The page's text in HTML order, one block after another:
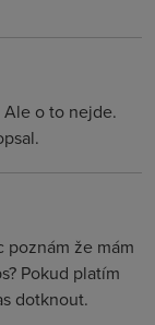
o to nejde.
poznám že mám
Pokud platím
dotknout.